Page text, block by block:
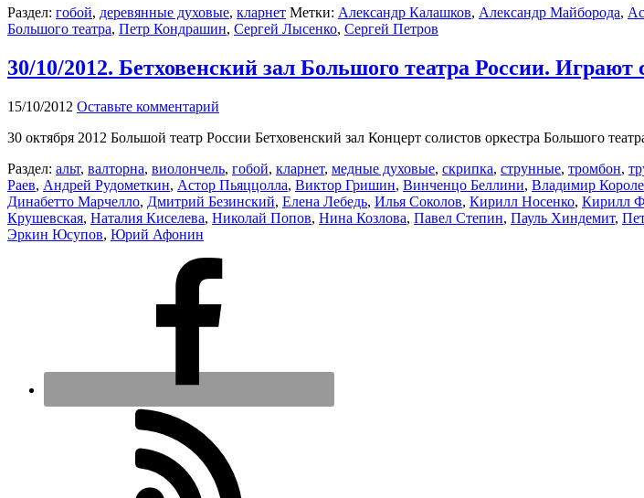
Раздел: гобой, деревянные духовые, кларнет Метки: Александр Калашков, Александр Майборода,
Большого театра, Петр Кондрашин, Сергей Лысенко, Сергей Петров
30/10/2012. Бетховенский зал Большого театра России.
15/10/2012 Оставьте комментарий
30 октября 2012 Большой театр России Бетховенский зал Концерт солистов оркестра Большого
Раздел: альт, валторна, виолончель, гобой, кларнет, медные духовые, скрипка, струнные, тромбон,
Раев, Андрей Рудометкин, Астор Пьяццолла, Виктор Гришин, Винченцо Беллини, Владимир
Динабетто Марчелло, Дмитрий Безинский, Елена Лебедь, Илья Соколов, Кирилл Носенко, Кирилл
Крушевская, Наталия Киселева, Николай Попов, Нина Козлова, Павел Степин, Пауль Хиндемит,
Эркин Юсупов, Юрий Афонин